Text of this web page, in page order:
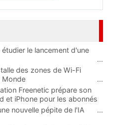
le lancement d'une
...
des zones de Wi-Fi
Monde
...
Freenetic prépare son
et iPhone pour les abonnés
nouvelle pépite de l'IA ...